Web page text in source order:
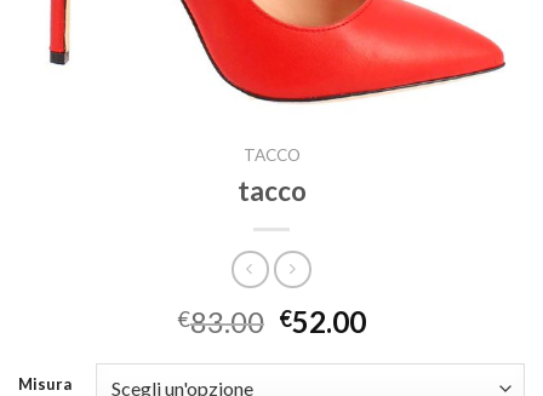
TACCO
tacco
€83.00 €52.00
Misura